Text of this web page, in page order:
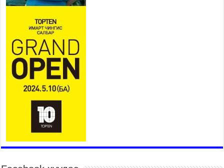
БҮГД НАЙРАМДАХ ТАЖИКИСТАН УЛСТАЙ
ЭДИЙН ЗАСГИЙН ХАМТЫН АЖИЛЛАГААГ
ӨРГӨЖҮҮЛНЭ
2026 оны 7 сар 21 / 16 цаг 34 минут
26,992 суралцагч хотхоны бага сургуульд, 8100
суралцагч төрөлжсөн ахлах сургуульд
суралцана
2026 оны 7 сар 21 / 13 цаг 43 минут
тээврийн зохицуулалт, сургууль, цэцэрлэг, зах,
худалдааны төвийн ажиллах хуваарийг гаргаж,
иргэдэд мэдээлэхийг үүрэг болголоо
2026 оны 7 сар 21 / 11 цаг 59 минут
Гэр бүлийн хэрэг шүүхэд хянан шийдвэрлэх